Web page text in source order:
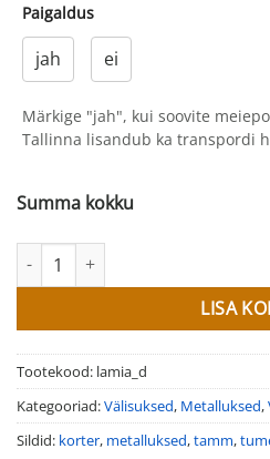
Paigaldus
jah ei
Märkige "jah", kui soovite
Tallinna lisandub ka transpordi
Summa kokku
Välisuksed korterile LAMIA kogus
LISA
Tootekood: lamia_d
Kategooriad:Välisuksed, Metalluksed,
Sildid: korter, metalluksed,tamm,